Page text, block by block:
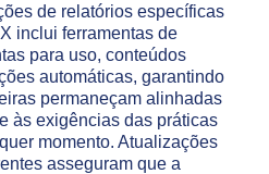
de relatórios específicas
inclui ferramentas de
para uso, conteúdos
automáticas, garantindo
permaneçam alinhadas
às exigências das práticas
momento. Atualizações
asseguram que a